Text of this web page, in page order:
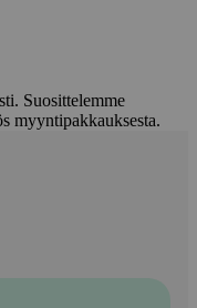
Suosittelemme
myyntipakkauksesta.